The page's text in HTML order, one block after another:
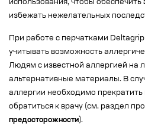
использования, чтобы обеспечить
избежать нежелательных
При работе с перчатками
учитывать возможность
Людям с известной аллергией на
альтернативные материалы. В
аллергии необходимо прекратить
обратиться к врачу (см. раздел про
предосторожности).